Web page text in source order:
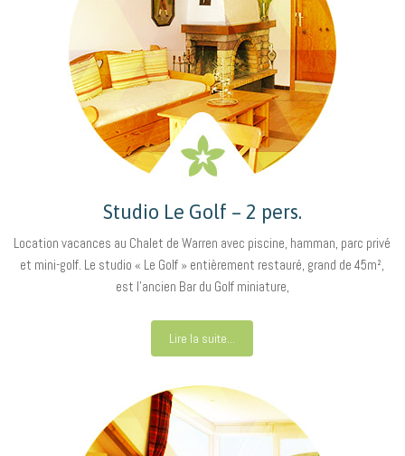
Studio Le Golf – 2 pers.
Location vacances au Chalet de Warren avec piscine, hamman, parc privé
et mini-golf. Le studio « Le Golf » entièrement restauré, grand de 45m²,
est l’ancien Bar du Golf miniature,
Lire la suite...